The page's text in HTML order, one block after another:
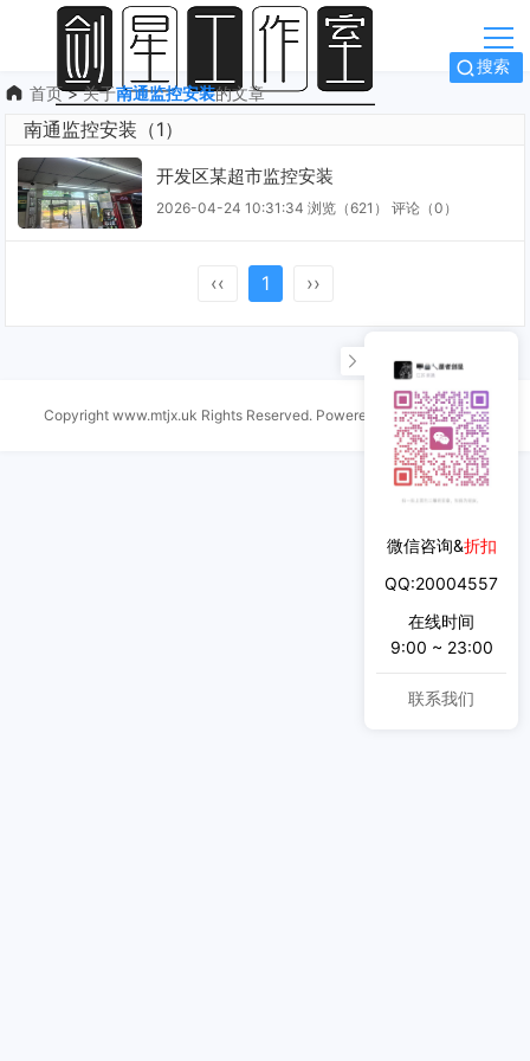
搜索
首页>关于南通监控安装的文章
南通监控安装（1）
开发区某超市监控安装
2026-04-24 10:31:34 浏览（621） 评论（0 ）
‹‹ 1 ››
微信咨询&折扣
QQ:20004557
在线时间
9:00 ~ 23:00
联系我们
Copyright www.mtjx.uk Rights Reserved. Powered by Z-BlogPHP